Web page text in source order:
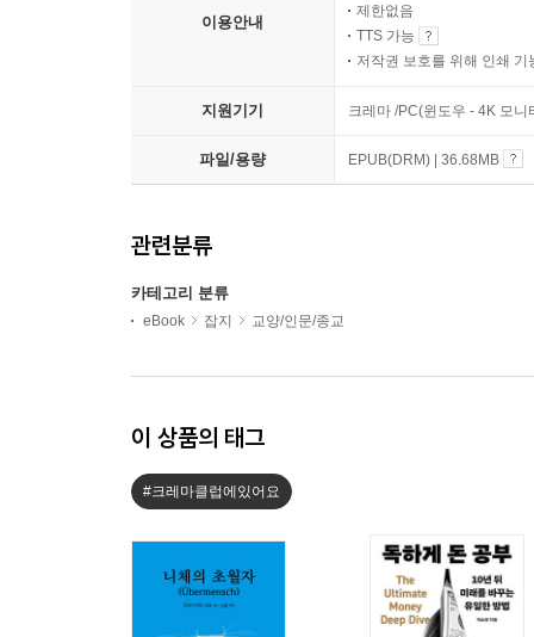
이용안내
제한없음
TTS 가능
저작권 보호를 위해 인쇄 기
지원기기 크레마 /PC(윈도우 - 4K 모
파일/용량 EPUB(DRM) | 36.68MB
관련분류
카테고리 분류
eBook 잡지 교양/인문/종교
이 상품의 태그
#크레마클럽에있어요